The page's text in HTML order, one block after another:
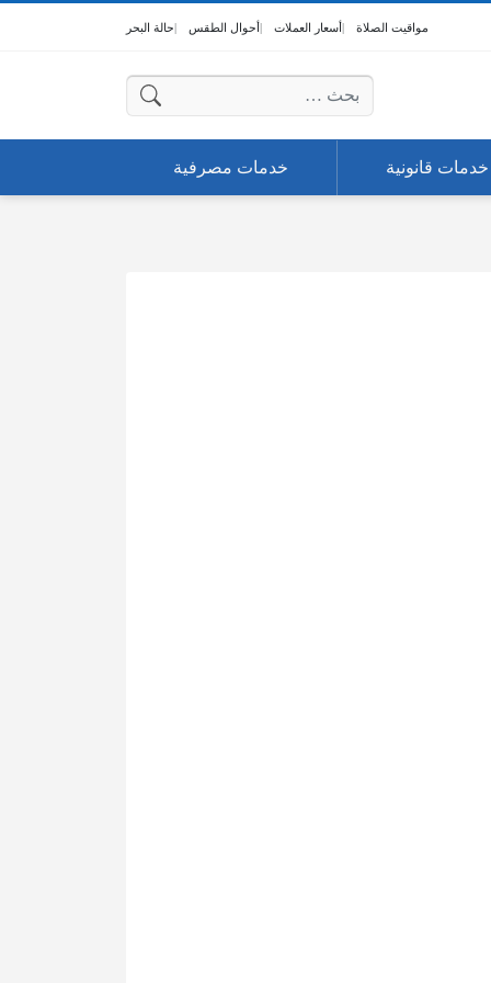
مواقيت الصلاة أسعار العملات أحوال الطقس حالة البحر
البحث عن:
خدمات قانونية خدمات مصرفية